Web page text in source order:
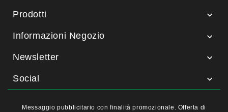
Prodotti

Informazioni Negozio

Newsletter

Social

Messaggio pubblicitario con finalità promozionale. Offerta di